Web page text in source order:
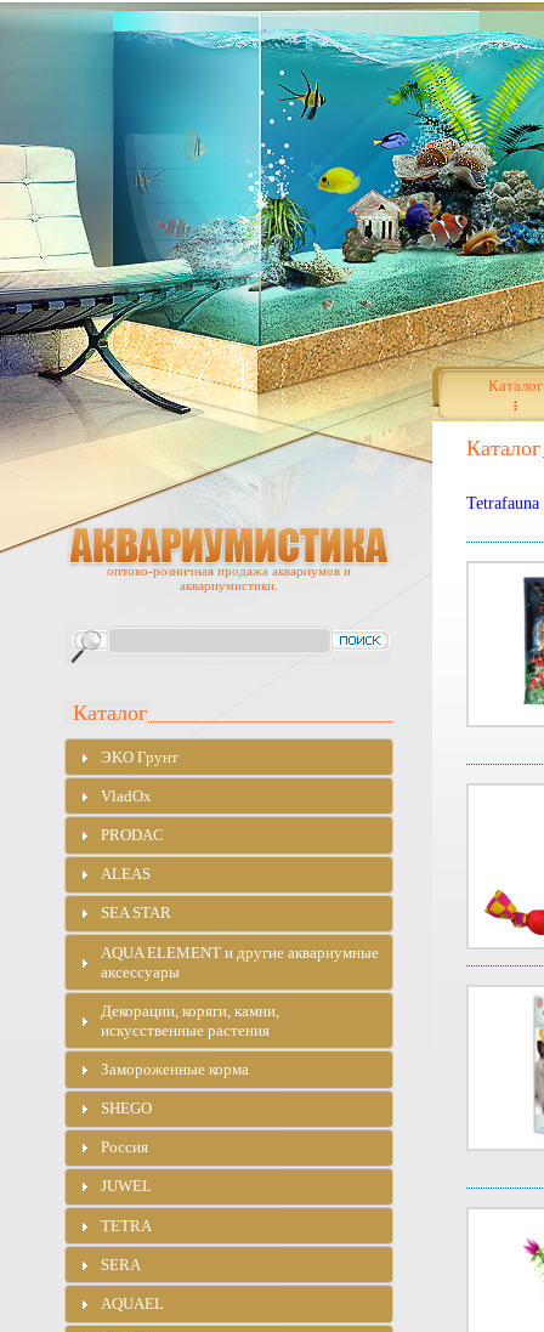
Каталог
Каталог
Tetrafauna
оптово-розничная продажа аквариумов и
аквариумистики.
Каталог
ЭKO Грунт
VladOx
PRODAC
ALEAS
SEA STAR
AQUA ELEMENT и другие аквариумные
аксессуары
Декорации, коряги, камни,
искусственные растения
Замороженные корма
SHEGO
Россия
JUWEL
TETRA
SERA
AQUAEL